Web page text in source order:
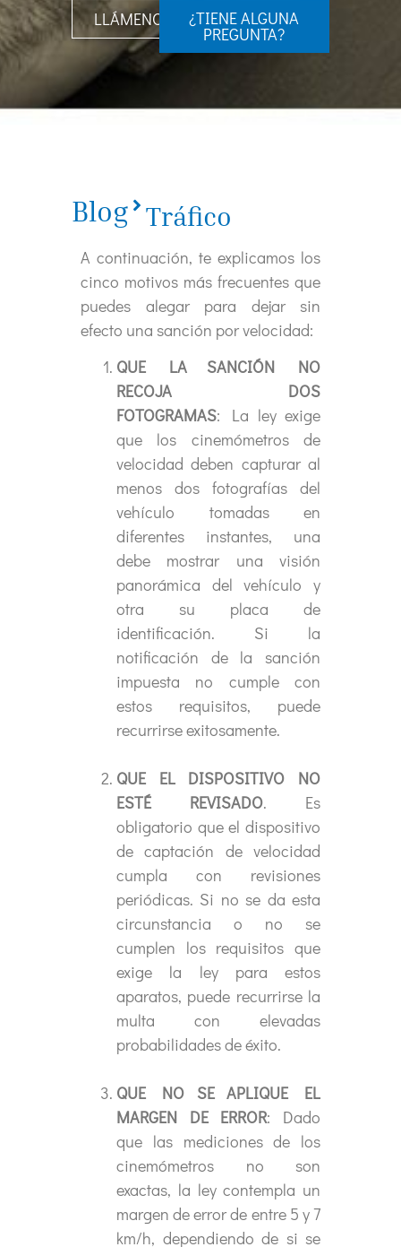
LLÁMENOS ¿TIENE ALGUNA
PREGUNTA?
Blog Tráfico
A continuación, te explicamos los
cinco motivos más frecuentes que
puedes alegar para dejar sin
efecto una sanción por velocidad:
QUE LA SANCIÓN NO
RECOJA DOS
FOTOGRAMAS: La ley exige
que los cinemómetros de
velocidad deben capturar al
menos dos fotografías del
vehículo tomadas en
diferentes instantes, una
debe mostrar una visión
panorámica del vehículo y
otra su placa de
identificación. Si la
notificación de la sanción
impuesta no cumple con
estos requisitos, puede
recurrirse exitosamente.
QUE EL DISPOSITIVO NO
ESTÉ REVISADO. Es
obligatorio que el dispositivo
de captación de velocidad
cumpla con revisiones
periódicas. Si no se da esta
circunstancia o no se
cumplen los requisitos que
exige la ley para estos
aparatos, puede recurrirse la
multa con elevadas
probabilidades de éxito.
QUE NO SE APLIQUE EL
MARGEN DE ERROR: Dado
que las mediciones de los
cinemómetros no son
exactas, la ley contempla un
margen de error de entre 5 y 7
km/h, dependiendo de si se